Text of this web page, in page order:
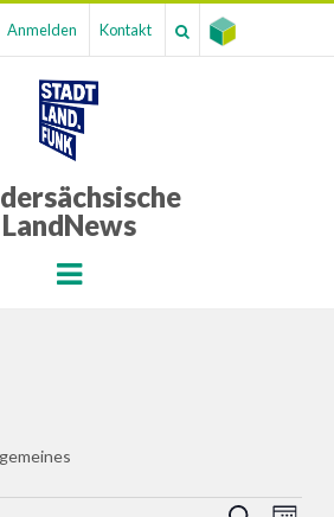
Anmelden Kontakt
LandNews
Menu